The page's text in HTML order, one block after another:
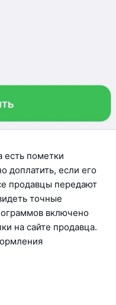
есть пометки
доплатить, если его
продавцы передают
точные
включено
на сайте продавца.